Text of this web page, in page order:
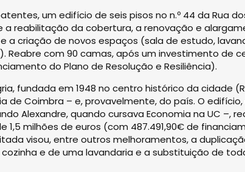
um edifício de seis pisos no n.º 44 da Rua
reabilitação da cobertura, a renovação e
a criação de novos espaços (sala de estudo,
Reabre com 90 camas, após um investimento de
do Plano de Resolução e Resiliência).
fundada em 1948 no centro histórico da cidade
de Coimbra – e, provavelmente, do país. O
Alexandre, quando cursava Economia na UC –,
milhões de euros (com 487.491,90€ de
visou, entre outros melhoramentos, a
e de uma lavandaria e a substituição de